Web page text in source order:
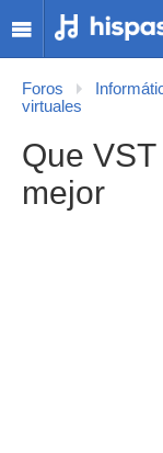
Foros
virtuales
Que
mejor